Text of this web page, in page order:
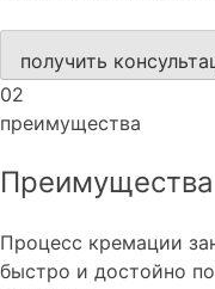
получить
02
преимущества
Процесс кремации
быстро и достойно